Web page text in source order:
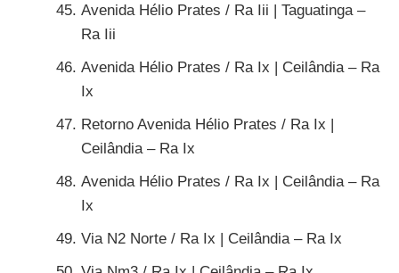
Avenida Hélio Prates / Ra Iii | Taguatinga –
Ra Iii
Avenida Hélio Prates / Ra Ix | Ceilândia – Ra
Ix
Retorno Avenida Hélio Prates / Ra Ix |
Ceilândia – Ra Ix
Avenida Hélio Prates / Ra Ix | Ceilândia – Ra
Ix
Via N2 Norte / Ra Ix | Ceilândia – Ra Ix